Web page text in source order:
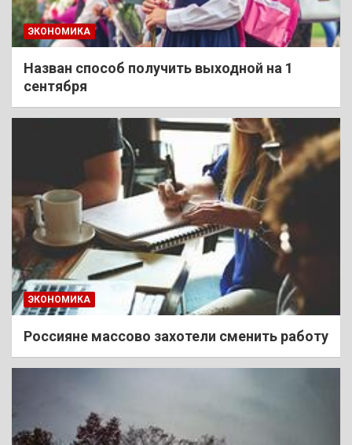
ЭКОНОМИКА
Назван способ получить выходной на 1
сентября
ЭКОНОМИКА
Россияне массово захотели сменить работу